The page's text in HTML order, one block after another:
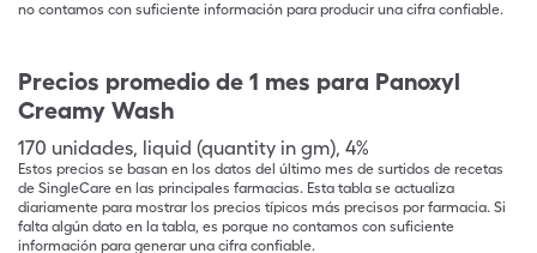
no contamos con suficiente información para producir una cifra confiable.
Precios promedio de 1 mes para Panoxyl
Creamy Wash
170 unidades, liquid (quantity in gm), 4%
Estos precios se basan en los datos del último mes de surtidos de recetas
de SingleCare en las principales farmacias. Esta tabla se actualiza
diariamente para mostrar los precios típicos más precisos por farmacia. Si
falta algún dato en la tabla, es porque no contamos con suficiente
información para generar una cifra confiable.